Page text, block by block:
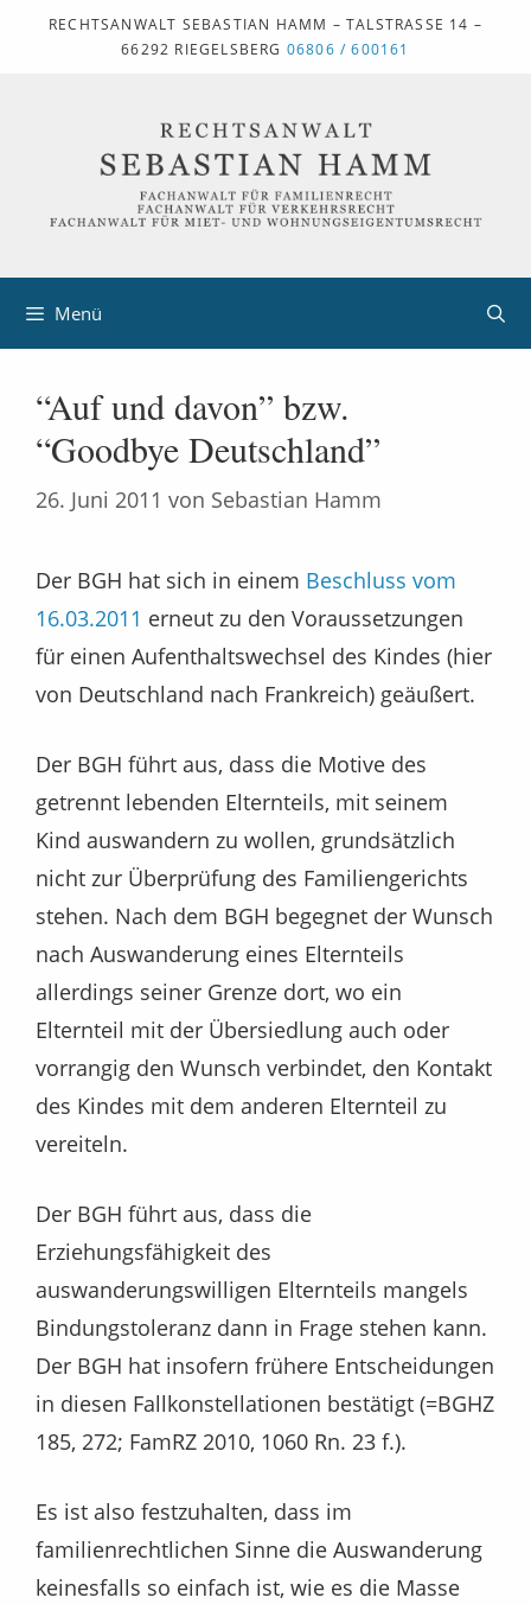
RECHTSANWALT SEBASTIAN HAMM – TALSTRASSE 14 – 6
6292 RIEGELSBERG 06806 / 600161
Menü
“Auf und davon” bzw.
“Goodbye Deutschland”
26. Juni 2011 von Sebastian Hamm
Der BGH hat sich in einem Beschluss vom
16.03.2011 erneut zu den Voraussetzungen
für einen Aufenthaltswechsel des Kindes (hier
von Deutschland nach Frankreich) geäußert.
Der BGH führt aus, dass die Motive des
getrennt lebenden Elternteils, mit seinem
Kind auswandern zu wollen, grundsätzlich
nicht zur Überprüfung des Familiengerichts
stehen. Nach dem BGH begegnet der Wunsch
nach Auswanderung eines Elternteils
allerdings seiner Grenze dort, wo ein
Elternteil mit der Übersiedlung auch oder
vorrangig den Wunsch verbindet, den Kontakt
des Kindes mit dem anderen Elternteil zu
vereiteln.
Der BGH führt aus, dass die
Erziehungsfähigkeit des
auswanderungswilligen Elternteils mangels
Bindungstoleranz dann in Frage stehen kann.
Der BGH hat insofern frühere Entscheidungen
in diesen Fallkonstellationen bestätigt (=BGHZ
185, 272; FamRZ 2010, 1060 Rn. 23 f.).
Es ist also festzuhalten, dass im
familienrechtlichen Sinne die Auswanderung
keinesfalls so einfach ist, wie es die Masse